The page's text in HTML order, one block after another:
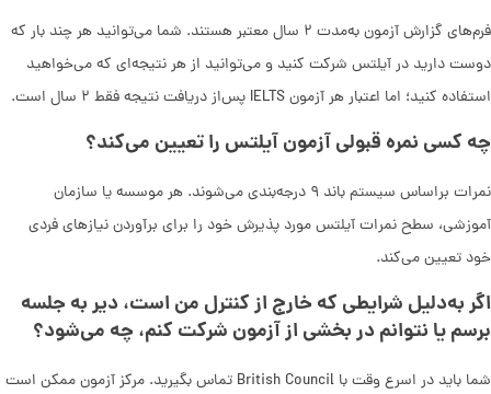
فرم‌های گزارش آزمون به‌مدت ۲ سال معتبر هستند. شما می‌توانید هر چند بار که
دوست دارید در آیلتس شرکت کنید و می‌توانید از هر نتیجه‌ای که می‌خواهید
استفاده کنید؛ اما اعتبار هر آزمون IELTS پس‌از دریافت نتیجه فقط ۲ سال است.
چه کسی نمره قبولی آزمون آیلتس را تعیین می‌کند؟
نمرات براساس سیستم باند ۹ درجه‌بندی می‌شوند. هر موسسه یا سازمان
آموزشی، سطح نمرات آیلتس مورد پذیرش خود را برای برآوردن نیازهای فردی
خود تعیین می‌کند.
اگر به‌دلیل شرایطی که خارج از کنترل من است، دیر به جلسه
برسم یا نتوانم در بخشی از آزمون شرکت کنم، چه می‌شود؟
شما باید در اسرع وقت با British Council تماس بگیرید. مرکز آزمون ممکن است